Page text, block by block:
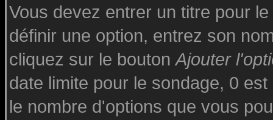
Vous devez entrer un titre pour
définir une option, entrez son
cliquez sur le boutonAjouter
date limite pour le sondage, 0
le nombre d'options que vous